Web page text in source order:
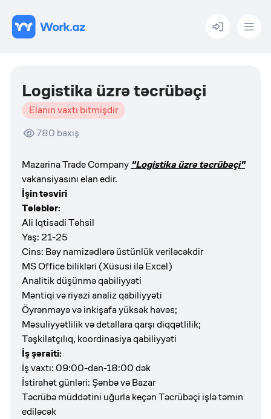
Menu
Logistika üzrə təcrübəçi
Elanın vaxtı bitmişdir
780 baxış
Mazarina Trade Company "Logistika üzrə təcrübəçi"
vakansiyasını elan edir.
İşin təsviri
Tələblər:
Ali Iqtisadi Təhsil
Yaş: 21-25
Cins: Bəy namizədlərə üstünlük veriləcəkdir
MS Office bilikləri (Xüsusi ilə Excel)
Analitik düşünmə qabiliyyəti
Məntiqi və riyazi analiz qabiliyyəti
Öyrənməyə və inkişafa yüksək həvəs;
Məsuliyyətlilik və detallara qarşı diqqətlilik;
Təşkilatçılıq, koordinasiya qabiliyyəti
İş şəraiti:
İş vaxtı: 09:00-dan-18:00 dək
İstirahət günləri: Şənbə və Bazar
Təcrübə müddətini uğurla keçən Təcrübəçi işlə təmin
ediləcək